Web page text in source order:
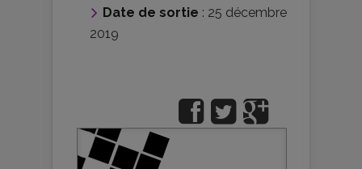
Date de sortie : 25 décembre
2019